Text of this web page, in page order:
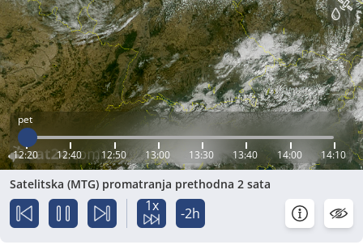
pet
12:20 12:40 12:50 13:00 13:30 13:40 14:00 14:10
Satelitska (MTG) promatranja prethodna 2 sata
1x -2h